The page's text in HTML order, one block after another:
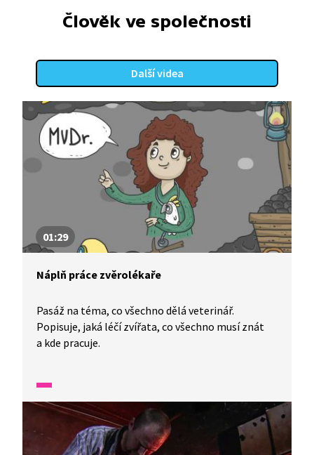
Člověk ve společnosti
Další videa
01:29
Náplň práce zvěrolékaře
Pasáž na téma, co všechno dělá veterinář.
Popisuje, jaká léčí zvířata, co všechno musí znát
a kde pracuje.